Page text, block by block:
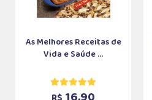
As Melhores Receitas de
Vida e Saúde ...